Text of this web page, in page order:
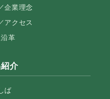
企業理念
アクセス
革
介
ば